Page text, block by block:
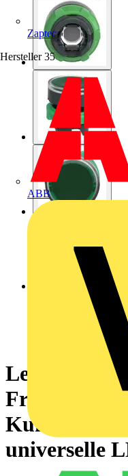
Zaptec
Hersteller 35
ABB
Kunststoff,
universelle